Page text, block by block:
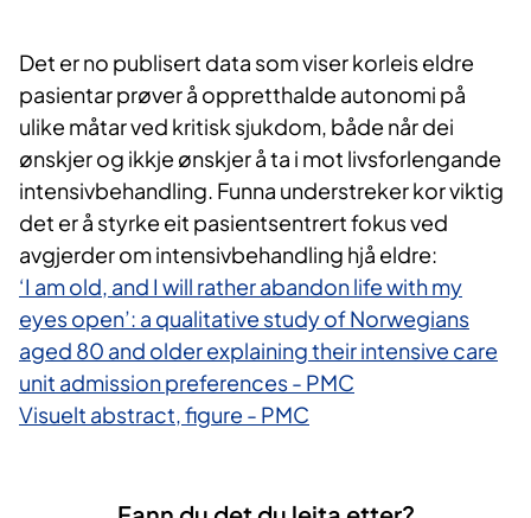
Det er no publisert data som viser korleis eldre
pasientar prøver å oppretthalde autonomi på
ulike måtar ved kritisk sjukdom, både når dei
ønskjer og ikkje ønskjer å ta i mot livsforlengande
intensivbehandling. Funna understreker kor viktig
det er å styrke eit pasientsentrert fokus ved
avgjerder om intensivbehandling hjå eldre:
‘I am old, and I will rather abandon life with my
eyes open’: a qualitative study of Norwegians
aged 80 and older explaining their intensive care
unit admission preferences - PMC
Visuelt abstract, figure - PMC